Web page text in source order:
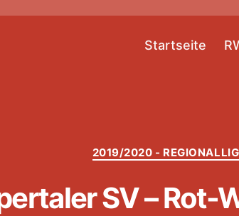
Startseite
2019/2020 -
SV – Rot-